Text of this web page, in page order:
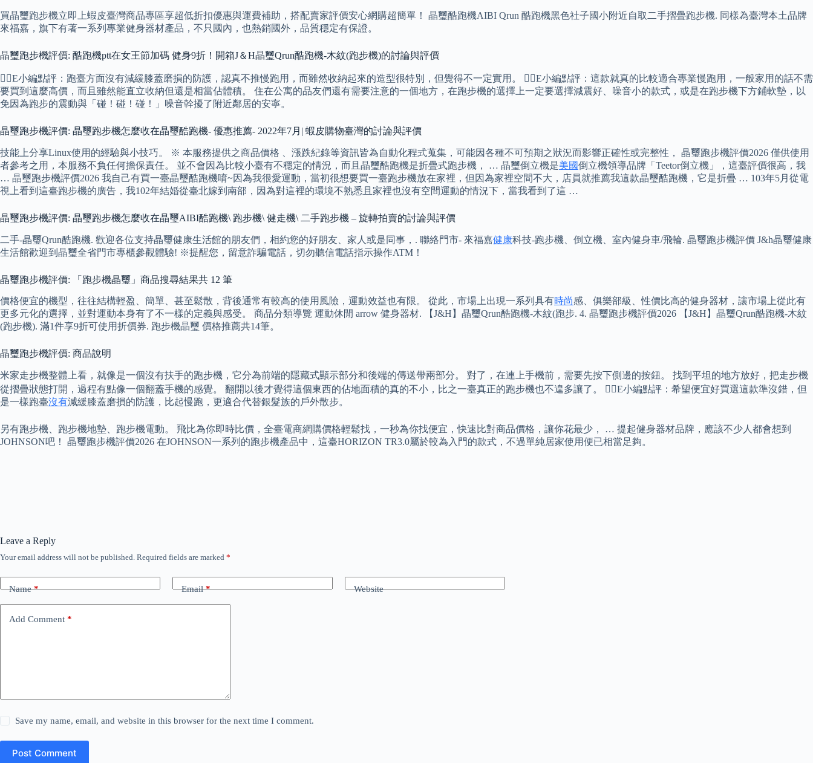
買晶璽跑步機立即上蝦皮臺灣商品專區享超低折扣優惠與運費補助，搭配賣家評價安心網購超簡單！ 晶璽酷跑機AIBI Qrun 酷跑機黑色社子國小附近自取二手摺疊跑步機. 同樣為臺灣本土品牌
來福嘉，旗下有著一系列專業健身器材產品，不只國內，也熱銷國外，品質穩定有保證。
晶璽跑步機評價: 酷跑機ptt在女王節加碼 健身9折！開箱J＆H晶璽Qrun酷跑機-木紋(跑步機)的討論與評價
🙋‍♀️E小編點評：跑臺方面沒有減緩膝蓋磨損的防護，認真不推慢跑用，而雖然收納起來的造型很特別，但覺得不一定實用。 🙋‍♀️E小編點評：這款就真的比較適合專業慢跑用，一般家用的話不需
要買到這麼高價，而且雖然能直立收納但還是相當佔體積。 住在公寓的品友們還有需要注意的一個地方，在跑步機的選擇上一定要選擇減震好、噪音小的款式，或是在跑步機下方鋪軟墊，以
免因為跑步的震動與「碰！碰！碰！」噪音幹擾了附近鄰居的安寧。
晶璽跑步機評價: 晶璽跑步機怎麼收在晶璽酷跑機- 優惠推薦- 2022年7月| 蝦皮購物臺灣的討論與評價
技能上分享Linux使用的經驗與小技巧。 ※ 本服務提供之商品價格 、漲跌紀錄等資訊皆為自動化程式蒐集，可能因各種不可預期之狀況而影響正確性或完整性， 晶璽跑步機評價2026 僅供使用
者參考之用，本服務不負任何擔保責任。 並不會因為比較小臺有不穩定的情況，而且晶璽酷跑機是折疊式跑步機， … 晶璽倒立機是美國倒立機領導品牌「Teetor倒立機」，這臺評價很高，我
… 晶璽跑步機評價2026 我自己有買一臺晶璽酷跑機唷~因為我很愛運動，當初很想要買一臺跑步機放在家裡，但因為家裡空間不大，店員就推薦我這款晶璽酷跑機，它是折疊 … 103年5月從電
視上看到這臺跑步機的廣告，我102年結婚從臺北嫁到南部，因為對這裡的環境不熟悉且家裡也沒有空間運動的情況下，當我看到了這 …
晶璽跑步機評價: 晶璽跑步機怎麼收在晶璽AIBI酷跑機\ 跑步機\ 健走機\ 二手跑步機 – 旋轉拍賣的討論與評價
二手-晶璽Qrun酷跑機. 歡迎各位支持晶璽健康生活館的朋友們，相約您的好朋友、家人或是同事，. 聯絡門市- 來福嘉健康科技-跑步機、倒立機、室內健身車/飛輪. 晶璽跑步機評價 J&h晶璽健康
生活館歡迎到晶璽全省門市專櫃參觀體驗! ※提醒您，留意詐騙電話，切勿聽信電話指示操作ATM！
晶璽跑步機評價: 「跑步機晶璽」商品搜尋結果共 12 筆
價格便宜的機型，往往結構輕盈、簡單、甚至鬆散，背後通常有較高的使用風險，運動效益也有限。 從此，市場上出現一系列具有時尚感、俱樂部級、性價比高的健身器材，讓市場上從此有
更多元化的選擇，並對運動本身有了不一樣的定義與感受。 商品分類導覽 運動休閒 arrow 健身器材. 【J&H】晶璽Qrun酷跑機-木紋(跑步. 4. 晶璽跑步機評價2026 【J&H】晶璽Qrun酷跑機-木紋
(跑步機). 滿1件享9折可使用折價券. 跑步機晶璽 價格推薦共14筆。
晶璽跑步機評價: 商品說明
米家走步機整體上看，就像是一個沒有扶手的跑步機，它分為前端的隱藏式顯示部分和後端的傳送帶兩部分。 對了，在連上手機前，需要先按下側邊的按鈕。 找到平坦的地方放好，把走步機
從摺疊狀態打開，過程有點像一個翻蓋手機的感覺。 翻開以後才覺得這個東西的佔地面積的真的不小，比之一臺真正的跑步機也不遑多讓了。 🙋‍♀️E小編點評：希望便宜好買選這款準沒錯，但
是一樣跑臺沒有減緩膝蓋磨損的防護，比起慢跑，更適合代替銀髮族的戶外散步。
另有跑步機、跑步機地墊、跑步機電動。 飛比為你即時比價，全臺電商網購價格輕鬆找，一秒為你找便宜，快速比對商品價格，讓你花最少， … 提起健身器材品牌，應該不少人都會想到
JOHNSON吧！ 晶璽跑步機評價2026 在JOHNSON一系列的跑步機產品中，這臺HORIZON TR3.0屬於較為入門的款式，不過單純居家使用便已相當足夠。
Leave a Reply
Your email address will not be published. Required fields are marked *
Name* Email* Website
Add Comment *
Save my name, email, and website in this browser for the next time I comment.
Post Comment